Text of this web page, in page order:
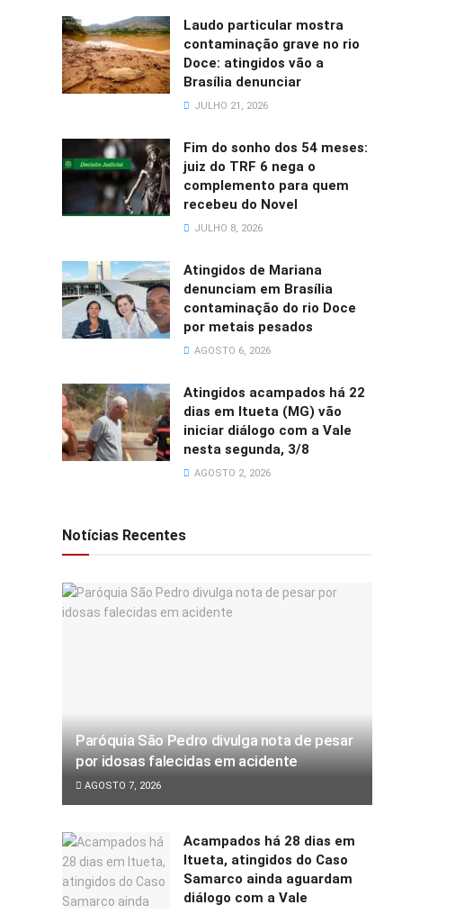
Laudo particular mostra
contaminação grave no rio
Doce: atingidos vão a
Brasília denunciar
JULHO 21, 2026
Fim do sonho dos 54 meses:
juiz do TRF 6 nega o
complemento para quem
recebeu do Novel
JULHO 8, 2026
Atingidos de Mariana
denunciam em Brasília
contaminação do rio Doce
por metais pesados
AGOSTO 6, 2026
Atingidos acampados há 22
dias em Itueta (MG) vão
iniciar diálogo com a Vale
nesta segunda, 3/8
AGOSTO 2, 2026
Notícias Recentes
Paróquia São Pedro divulga nota de pesar
por idosas falecidas em acidente
AGOSTO 7, 2026
Acampados há 28 dias em
Itueta, atingidos do Caso
Samarco ainda aguardam
diálogo com a Vale